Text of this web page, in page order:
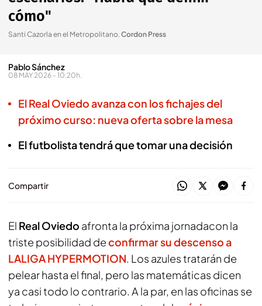
cómo"
Santi Cazorla en el Metropolitano.Cordon Press
Pablo Sánchez
08 MAY 2026 - 10:20h.
El Real Oviedo avanza con los fichajes del
próximo curso: nueva oferta sobre la mesa
El futbolista tendrá que tomar una decisión
Compartir
El Real Oviedo afronta la próxima jornadacon la
triste posibilidad deconfirmar su descenso a
LALIGA HYPERMOTION. Los azules tratarán de
pelear hasta el final, pero las matemáticas dicen
ya casi todo lo contrario. A la par, en las oficinas se